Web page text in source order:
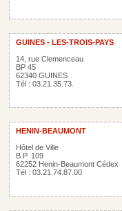
GUINES - LES-TROIS-PAYS
14, rue Clemenceau
BP 45
62340 GUINES
Tél : 03.21.35.73.
HENIN-BEAUMONT
Hôtel de Ville
B.P. 109
62252 Henin-Beaumont Cédex
Tél : 03.21.74.87.00